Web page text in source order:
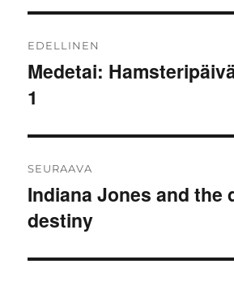
selaus
EDELLINEN
Edellinen
artikkeli:
Medetai:
1
SEURAAVA
Seuraava
artikkeli:
Indiana Jones and the
destiny